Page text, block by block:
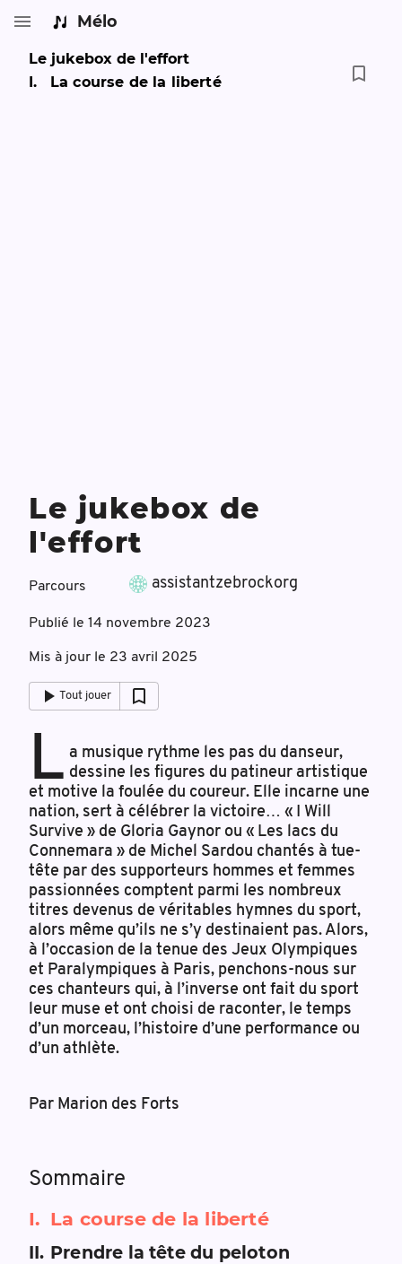
Mélo
Le jukebox de l'effort
I. La course de la liberté
Le jukebox de
l'effort
Parcours assistantzebrockorg
Publié le 14 novembre 2023
Mis à jour le 23 avril 2025
Tout jouer
L a musique rythme les pas du danseur,
dessine les figures du patineur artistique
et motive la foulée du coureur. Elle incarne une
nation, sert à célébrer la victoire… « I Will
Survive » de Gloria Gaynor ou « Les lacs du
Connemara » de Michel Sardou chantés à tue-
tête par des supporteurs hommes et femmes
passionnées comptent parmi les nombreux
titres devenus de véritables hymnes du sport,
alors même qu’ils ne s’y destinaient pas. Alors,
à l’occasion de la tenue des Jeux Olympiques
et Paralympiques à Paris, penchons-nous sur
ces chanteurs qui, à l’inverse ont fait du sport
leur muse et ont choisi de raconter, le temps
d’un morceau, l’histoire d’une performance ou
d’un athlète.
Par Marion des Forts
Sommaire
I. La course de la liberté
II. Prendre la tête du peloton